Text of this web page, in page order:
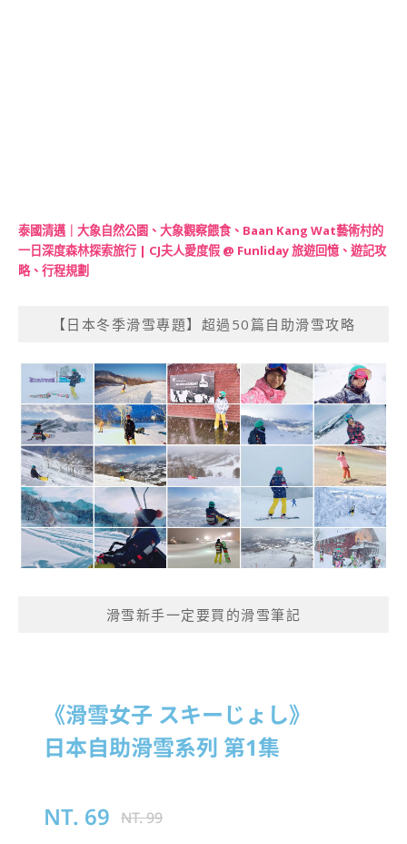
泰國清邁｜大象自然公園、大象觀察餵食、Baan Kang Wat藝術村的
一日深度森林探索旅行 | CJ夫人愛度假 @ Funliday 旅遊回憶、遊記攻
略、行程規劃
【日本冬季滑雪專題】超過50篇自助滑雪攻略
滑雪新手一定要買的滑雪筆記